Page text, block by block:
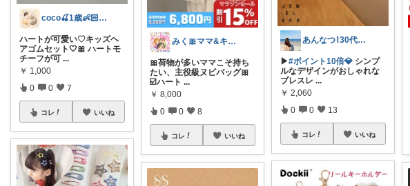
coco🍒1歳👶🏻5歳🐈
ハートが可愛い♡キッズヘ
アゴムセット🤍🎀 ハートモ
チーフが可 ...
￥ 1,000
0 0 7
コレ いいね
みく🎀ママ&キッズグッズ🎁
🎀荷物が多いママこそ持ち
たい、主役級ヌビバッグ🎀
☑️ハート ...
￥ 8,000
0 0 8
コレ いいね
あんなつ⌇30代男の子ママ
▶︎#ポイント10倍💎 シンプ
ルなデザインがおしゃれな
ブレスレ ...
￥ 2,060
0 0 13
コレ いいね